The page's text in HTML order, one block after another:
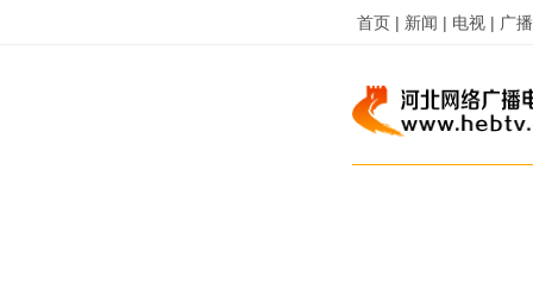
首页 | 新闻 | 电视 | 广